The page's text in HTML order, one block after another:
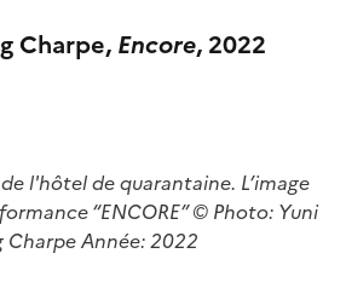
Charpe, Encore, 2022
l'hôtel de quarantaine. L’image
“ENCORE” © Photo: Yuni
Charpe Année: 2022